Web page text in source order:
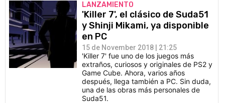
LANZAMIENTO
'Killer 7', el clásico de Suda51
y Shinji Mikami, ya disponible
en PC
15 de November 2018 | 21:25
'Killer 7' fue uno de los juegos más
extraños, curiosos y originales de PS2 y
Game Cube. Ahora, varios años
después, llega también a PC. Sin duda,
una de las obras más personales de
Suda51.